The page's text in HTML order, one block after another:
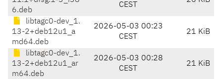
6.deb
CEST
libtagc0-dev_1.
13-2+deb12u1_a
md64.deb
2026-05-03 00:23
CEST
21 KiB
libtagc0-dev_1.
13-2+deb12u1_ar
m64.deb
2026-05-03 00:28
CEST
21 KiB